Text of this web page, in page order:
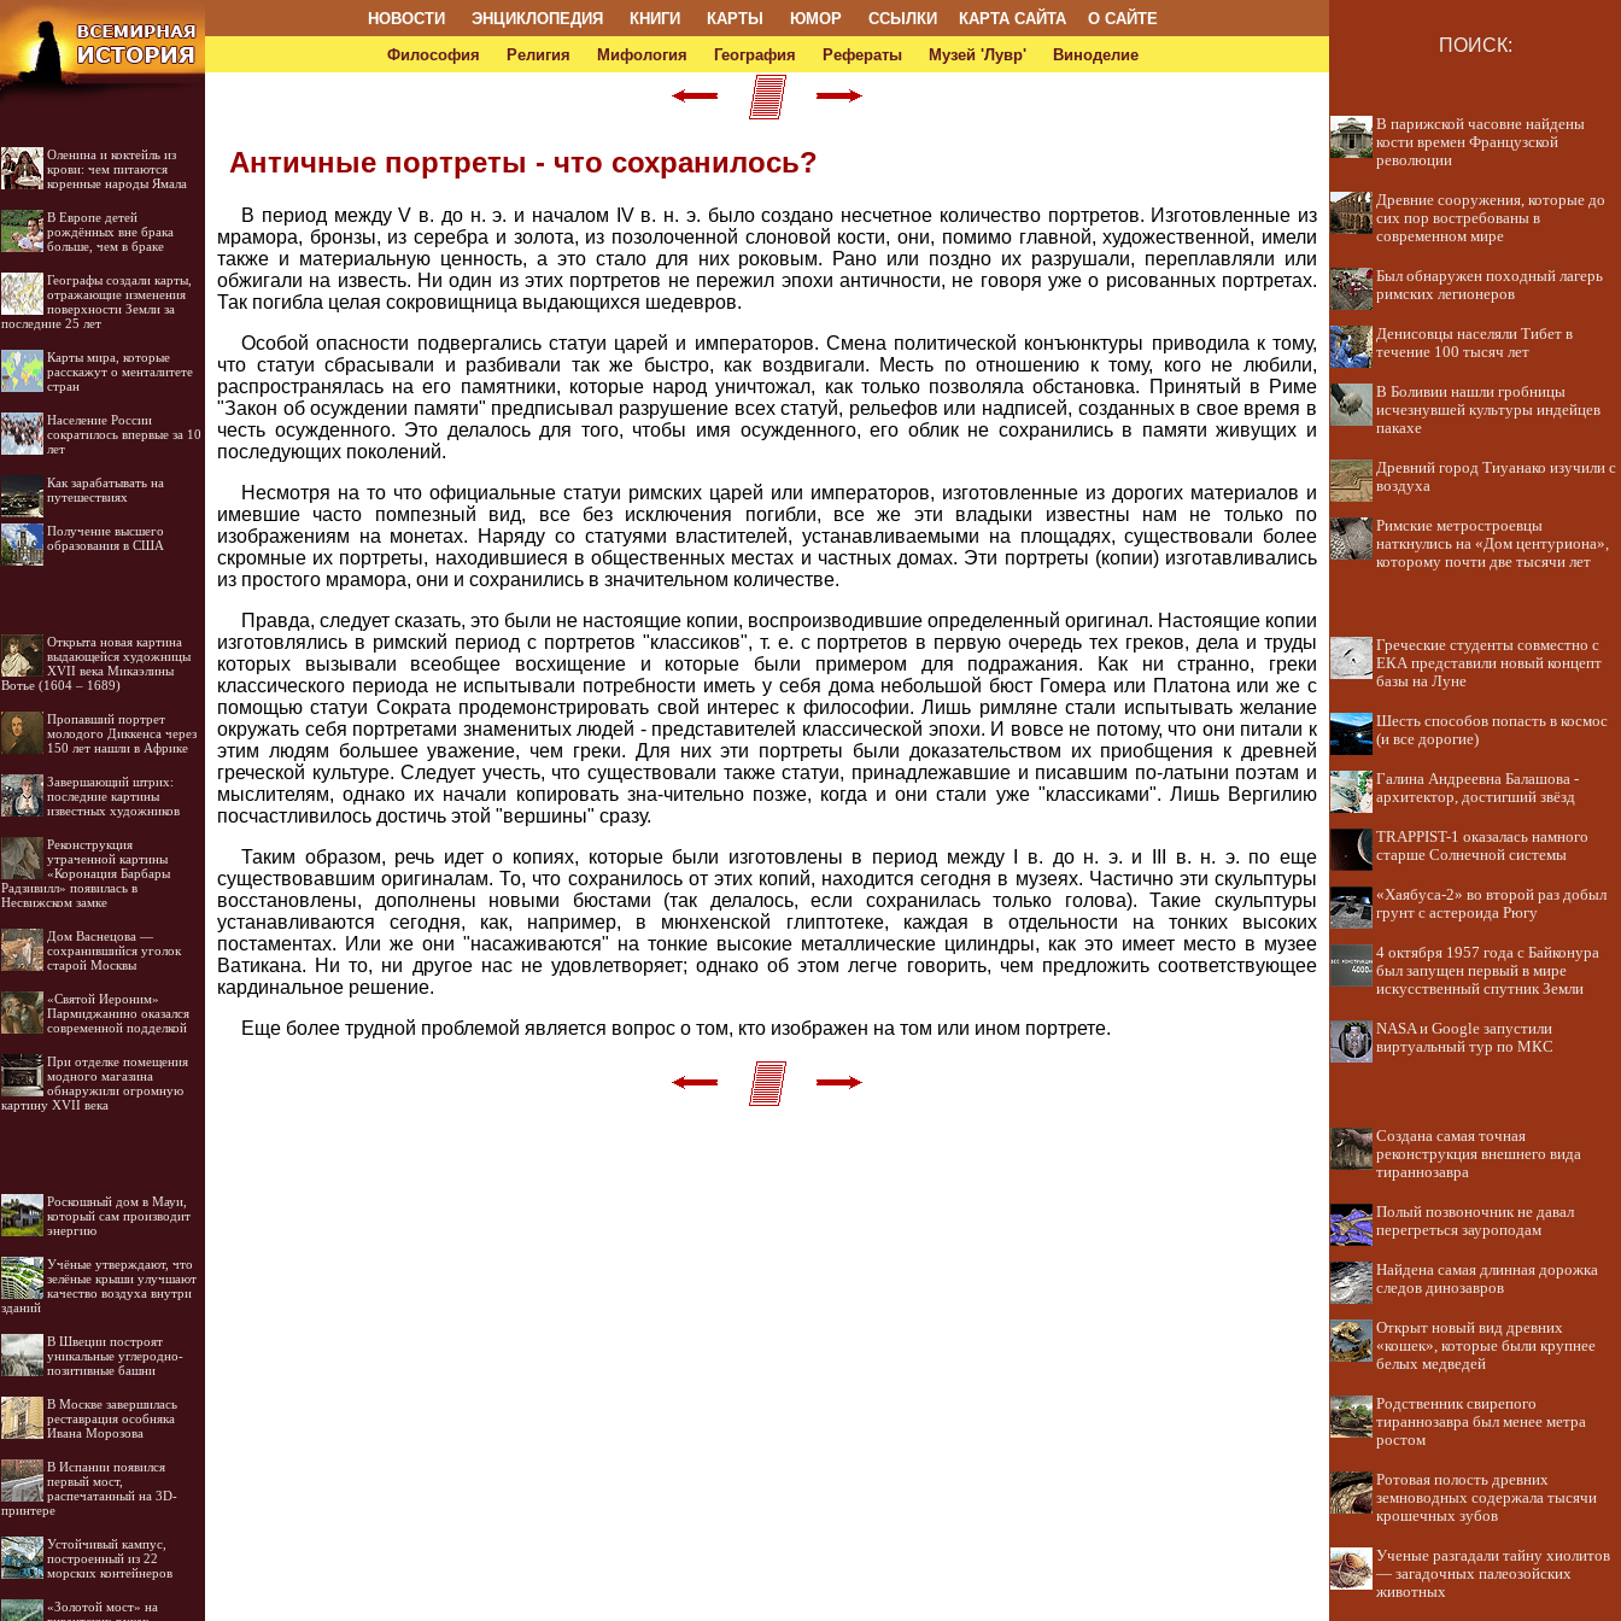
НОВОСТИ ЭНЦИКЛОПЕДИЯ КНИГИ КАРТЫ ЮМОР ССЫЛКИ КАРТА САЙТА
О САЙТЕ
Философия
Религия Мифология География Рефераты Музей 'Лувр' Виноделие ПОИСК:
Оленина и коктейль из
крови: чем питаются
коренные народы Ямала
В Европе детей
рождённых вне брака
больше, чем в браке
Географы создали карты,
отражающие изменения
поверхности Земли за
последние 25 лет
Карты мира, которые
расскажут о менталитете
стран
Население России
сократилось впервые за 10
лет
Как зарабатывать на
путешествиях
Получение высшего
образования в США
Открыта новая картина
выдающейся художницы
XVII века Микаэлины
Вотье (1604 – 1689)
Пропавший портрет
молодого Диккенса через
150 лет нашли в Африке
Завершающий штрих:
последние картины
известных художников
Реконструкция
утраченной картины
«Коронация Барбары
Радзивилл» появилась в
Несвижском замке
Дом Васнецова —
сохранившийся уголок
старой Москвы
«Святой Иероним»
Пармиджанино оказался
современной подделкой
При отделке помещения
модного магазина
обнаружили огромную
картину XVII века
Роскошный дом в Мауи,
который сам производит
энергию
Учёные утверждают, что
зелёные крыши улучшают
качество воздуха внутри
зданий
В Швеции построят
уникальные углеродно-
позитивные башни
В Москве завершилась
реставрация особняка
Ивана Морозова
В Испании появился
первый мост,
распечатанный на 3D-
принтере
Устойчивый кампус,
построенный из 22
морских контейнеров
«Золотой мост» на
Античные портреты - что сохранилось?
В период между V в. до н. э. и началом IV в. н. э. было создано несчетное количество портретов. Изготовленные из
мрамора, бронзы, из серебра и золота, из позолоченной слоновой кости, они, помимо главной, художественной, имели
также и материальную ценность, а это стало для них роковым. Рано или поздно их разрушали, переплавляли или
обжигали на известь. Ни один из этих портретов не пережил эпохи античности, не говоря уже о рисованных портретах.
Так погибла целая сокровищница выдающихся шедевров.
Особой опасности подвергались статуи царей и императоров. Смена политической конъюнктуры приводила к тому,
что статуи сбрасывали и разбивали так же быстро, как воздвигали. Месть по отношению к тому, кого не любили,
распространялась на его памятники, которые народ уничтожал, как только позволяла обстановка. Принятый в Риме
"Закон об осуждении памяти" предписывал разрушение всех статуй, рельефов или надписей, созданных в свое время в
честь осужденного. Это делалось для того, чтобы имя осужденного, его облик не сохранились в памяти живущих и
последующих поколений.
Несмотря на то что официальные статуи римских царей или императоров, изготовленные из дорогих материалов и
имевшие часто помпезный вид, все без исключения погибли, все же эти владыки известны нам не только по
изображениям на монетах. Наряду со статуями властителей, устанавливаемыми на площадях, существовали более
скромные их портреты, находившиеся в общественных местах и частных домах. Эти портреты (копии) изготавливались
из простого мрамора, они и сохранились в значительном количестве.
Правда, следует сказать, это были не настоящие копии, воспроизводившие определенный оригинал. Настоящие копии
изготовлялись в римский период с портретов "классиков", т. е. с портретов в первую очередь тех греков, дела и труды
которых вызывали всеобщее восхищение и которые были примером для подражания. Как ни странно, греки
классического периода не испытывали потребности иметь у себя дома небольшой бюст Гомера или Платона или же с
помощью статуи Сократа продемонстрировать свой интерес к философии. Лишь римляне стали испытывать желание
окружать себя портретами знаменитых людей - представителей классической эпохи. И вовсе не потому, что они питали к
этим людям большее уважение, чем греки. Для них эти портреты были доказательством их приобщения к древней
греческой культуре. Следует учесть, что существовали также статуи, принадлежавшие и писавшим по-латыни поэтам и
мыслителям, однако их начали копировать зна-чительно позже, когда и они стали уже "классиками". Лишь Вергилию
посчастливилось достичь этой "вершины" сразу.
Таким образом, речь идет о копиях, которые были изготовлены в период между I в. до н. э. и III в. н. э. по еще
существовавшим оригиналам. То, что сохранилось от этих копий, находится сегодня в музеях. Частично эти скульптуры
восстановлены, дополнены новыми бюстами (так делалось, если сохранилась только голова). Такие скульптуры
устанавливаются сегодня, как, например, в мюнхенской глиптотеке, каждая в отдельности на тонких высоких
постаментах. Или же они "насаживаются" на тонкие высокие металлические цилиндры, как это имеет место в музее
Ватикана. Ни то, ни другое нас не удовлетворяет; однако об этом легче говорить, чем предложить соответствующее
кардинальное решение.
Еще более трудной проблемой является вопрос о том, кто изображен на том или ином портрете.
В парижской часовне найдены
кости времен Французской
революции
Древние сооружения, которые до
сих пор востребованы в
современном мире
Был обнаружен походный лагерь
римских легионеров
Денисовцы населяли Тибет в
течение 100 тысяч лет
В Боливии нашли гробницы
исчезнувшей культуры индейцев
пакахе
Древний город Тиуанако изучили с
воздуха
Римские метростроевцы
наткнулись на «Дом центуриона»,
которому почти две тысячи лет
Греческие студенты совместно с
ЕКА представили новый концепт
базы на Луне
Шесть способов попасть в космос
(и все дорогие)
Галина Андреевна Балашова -
архитектор, достигший звёзд
TRAPPIST-1 оказалась намного
старше Солнечной системы
«Хаябуса-2» во второй раз добыл
грунт с астероида Рюгу
4 октября 1957 года с Байконура
был запущен первый в мире
искусственный спутник Земли
NASA и Google запустили
виртуальный тур по МКС
Создана самая точная
реконструкция внешнего вида
тираннозавра
Полый позвоночник не давал
перегреться зауроподам
Найдена самая длинная дорожка
следов динозавров
Открыт новый вид древних
«кошек», которые были крупнее
белых медведей
Родственник свирепого
тираннозавра был менее метра
ростом
Ротовая полость древних
земноводных содержала тысячи
крошечных зубов
Ученые разгадали тайну хиолитов
— загадочных палеозойских
животных